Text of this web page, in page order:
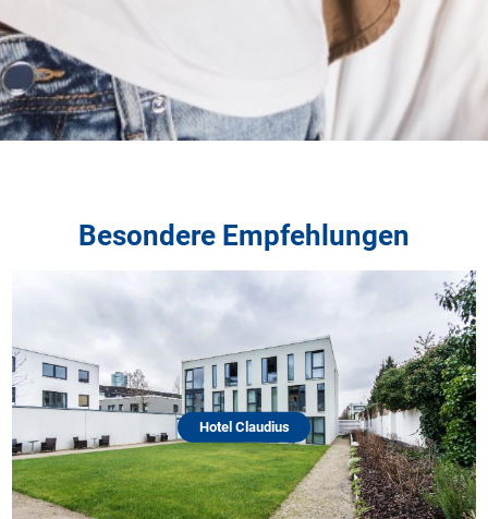
Besondere Empfehlungen
Hotel Claudius